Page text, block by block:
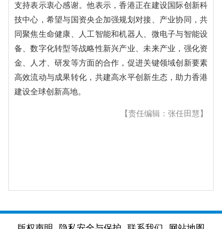
支持表示衷心感谢。他表示，香港正在建设国际创新科
技中心，希望与国资央企加强规划对接、产业协同，共
同聚焦生命健康、人工智能和机器人、微电子与智能设
备、数字化转型等战略性新兴产业、未来产业，强化资
金、人才、研发等方面的合作，促进关键领域创新要素
高效流动与成果转化，共建高水平创新生态，助力香港
建设全球创新高地。
【责任编辑：张任田慧】